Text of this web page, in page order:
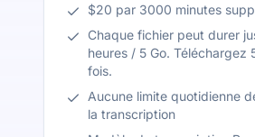
$20 par 3000 minutes
Chaque fichier peut durer
heures / 5 Go. Téléchargez
fois.
Aucune limite quotidienne
la transcription